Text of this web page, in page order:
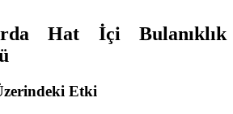
Hat İçi Bulanıklık
Etki